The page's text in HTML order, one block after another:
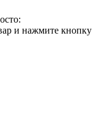
и нажмите кнопку